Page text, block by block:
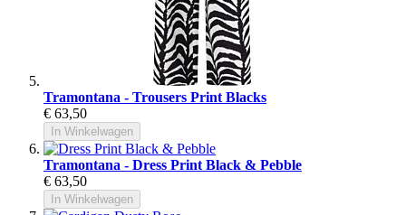
Tramontana - Trousers Print Blacks
€ 63,50
In Winkelwagen
Tramontana - Dress Print Black & Pebble
€ 63,50
In Winkelwagen